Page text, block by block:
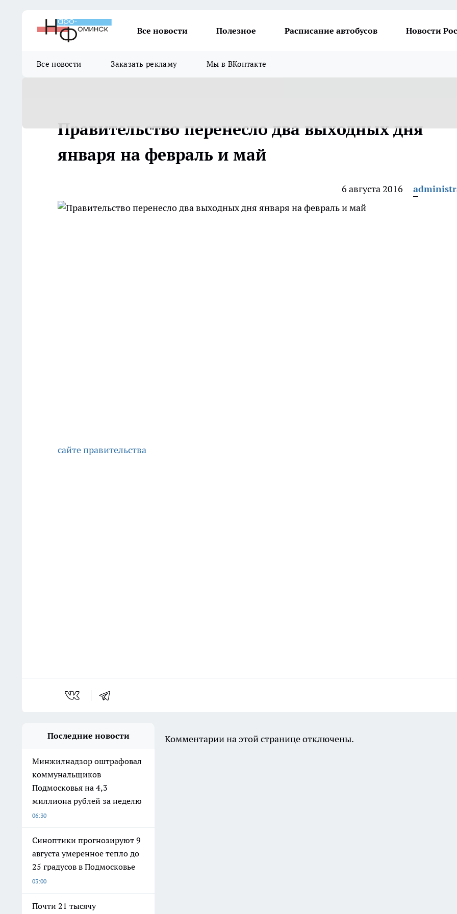
Все новости Полезное Расписание автобусов Новости
Все новости Заказать рекламу Мы в ВКонтакте
Правительство перенесло два выходных дня
января на февраль и май
6 августа 2016
сайте правительства
Последние новости
Минжилнадзор оштрафовал
коммунальщиков
Подмосковья на 4,3
миллиона рублей за неделю
06:30
Синоптики прогнозируют 9
августа умеренное тепло до
25 градусов в Подмосковье
03:00
Почти 21 тысячу
Комментарии на этой странице отключены.